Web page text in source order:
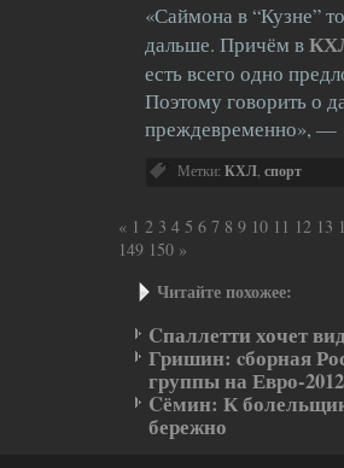
«Саймона в “Кузне”
дальше. Причём в
есть всего одно
Поэтому говорить о
преждевременно»,
Метки: КХЛ спорт
« 1 2 3 4 5 6 7 8 9 10 11 12 13
149 150 »
Читайте похожее:
Cпаллетти хочет
Гришин: cборная
группы на Евро-2012
Cёмин: К
бережно